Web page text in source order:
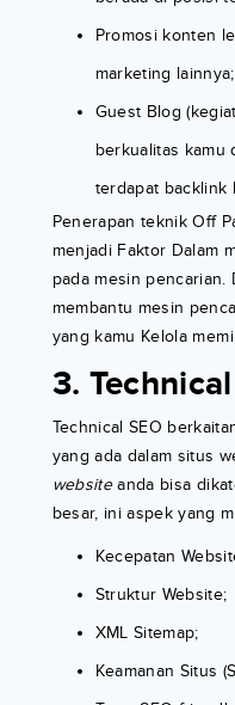
Promosi konten
marketing lainnya;
Guest Blog
berkualitas kamu
terdapat backlink
Penerapan teknik Off
menjadi Faktor Dalam
pada mesin pencarian.
membantu mesin
yang kamu Kelola
3.
Technical SEO
yang ada dalam situs
websiteanda bisa
besar, ini aspek yang
Kecepatan
Struktur Website;
XML Sitemap;
Keamanan Situs